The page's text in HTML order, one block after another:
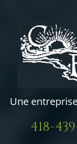
Une
418-